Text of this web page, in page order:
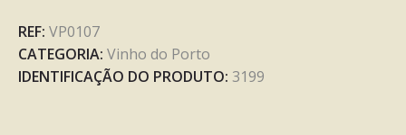
REF: VP0107
CATEGORIA: Vinho do Porto
IDENTIFICAÇÃO DO PRODUTO: 3199